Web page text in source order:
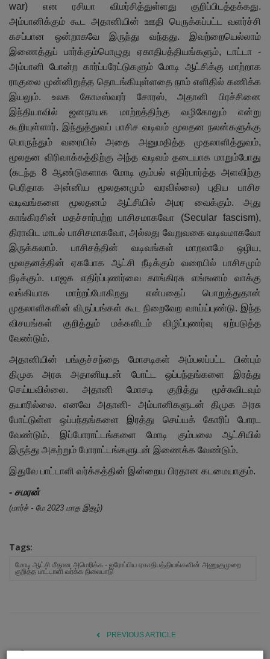
war) என ரசியா விமர்சித்துள்ளது குறிப்பிடத்தக்கது.
அம்பானிக்கும் கூட அதானியின் ஊதி பெருக்கப்பட்ட வளர்ச்சி
கசப்பான ஒன்றாகவே இருந்து வந்தது. இவற்றையெல்லாம்
இணைத்துப் பார்க்கும்பொழுது ஏகாதிபத்தியங்களும், டாட்டா -
அம்பானி போன்ற கார்ப்பரேட்டுகளும் மோடி ஆட்சிக்கு மாற்றாக
ராகுலை முன்னிறுத்த தொடங்கியுள்ளதை நாம் எளிதில் கணிக்க
இயலும். உலக கோடீஸ்வரர் சோரஸ், அதானி பிரச்சினை
இந்தியாவில் ஜனநாயக மாற்றத்திற்கு வழிகோலும் என்று
கூறியுள்ளார். இந்துத்துவப் பாசிச வடிவம் மூலதன நலன்களுக்கு
பொருந்தும் வரையில் அதை அனுமதித்த முதலாளித்துவம்,
மூலதன விரிவாக்கத்திற்கு அந்த வடிவம் தடையாக மாறும்போது
(கடந்த 8 ஆண்டுகளாக மோடி கும்பல் எதிர்பார்த்த அளவிற்கு
பெரிதாக அன்னிய மூலதனமும் வரவில்லை) புதிய பாசிச
வடிவங்களை மூலதனம் ஆட்சியில் அமர வைக்கும். அது
காங்கிரசின் மதச்சார்பற்ற பாசிசமாகவோ (Secular fascism),
திராவிட மாடல் பாசிசமாகவோ, அல்லது வேறுவகை வடிவமாகவோ
இருக்கலாம். பாசிசத்தின் வடிவங்கள் மாறலாமே ஒழிய,
மூலதனத்தின் ஏகபோக ஆட்சி நீடிக்கும் வரையில் பாசிசமும்
நீடிக்கும். பாஜக எதிர்ப்புணர்வை காங்கிரசு எங்ஙனம் வாக்கு
வங்கியாக மாற்றப்போகிறது என்பதைப் பொறுத்துதான்
முதலாளிகளின் விருப்பங்கள் கூட நிறைவேற வாய்ய்புண்டு. இந்த
விசயங்கள் குறித்தும் மக்களிடம் விழிப்புணர்வு ஏற்படுத்த
வேண்டும்.
அதானியின் பங்குச்சந்தை மோசடிகள் அம்பலப்பட்ட பின்பும்
திமுக அரசு அதானியுடன் போட்ட ஒப்பந்தங்களை இரத்து
செய்யவில்லை. அதானி மோசடி குறித்து மூச்சுவிடவும்
தயாரில்லை. எனவே அதானி- அம்பானிகளுடன் திமுக அரசு
போட்டுள்ள ஒப்பந்தங்களை இரத்து செய்யக் கோரிப் போரட
வேண்டும். இப்போராட்டங்களை மோடி கும்பலை ஆட்சியில்
இருந்து அகற்றும் போராட்டங்களுடன் இணைக்க வேண்டும்.
இதுவே பாட்டாளி வர்க்கத்தின் இன்றைய பிரதான கடமையாகும்.
- சமரன்
(மார்ச் - மே 2023 மாத இதழ்)
Tags:
மோடி ஆட்சி மீதான அமெரிக்க - ஐரோப்பிய ஏகாதிபத்தியங்களின் அணுகுமுறை
குறித்த பாட்டாளி வர்க்க நிலைபாடு
PREVIOUS ARTICLE
இலங்கையின் பொருளாதார நெருக்கடிக்கான காரணமும் தீர்வும்